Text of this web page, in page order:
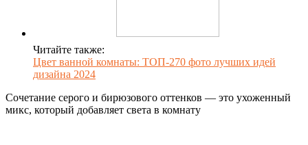
Читайте также:
Цвет ванной комнаты: ТОП-270 фото лучших идей
дизайна 2024
Сочетание серого и бирюзового оттенков — это ухоженный
микс, который добавляет света в комнату